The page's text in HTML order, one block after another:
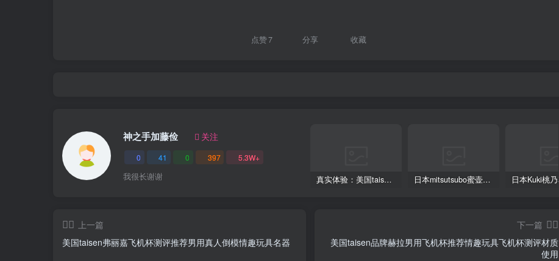
点赞7 分享 收藏
神之手加藤俭 关注
0 41 0 397 5.3W+
我很长谢谢 真实体验：美国taisen梅莉真人阴臀倒模飞机杯 日本mitsutsubo蜜壶雷姆最新飞机杯推荐及测评
上一篇
美国taisen弗丽嘉飞机杯测评推荐男用真人倒模情趣玩具名器
下一篇
美国taisen品牌赫拉男用飞机杯推荐情趣玩具飞机杯测评材质
使用